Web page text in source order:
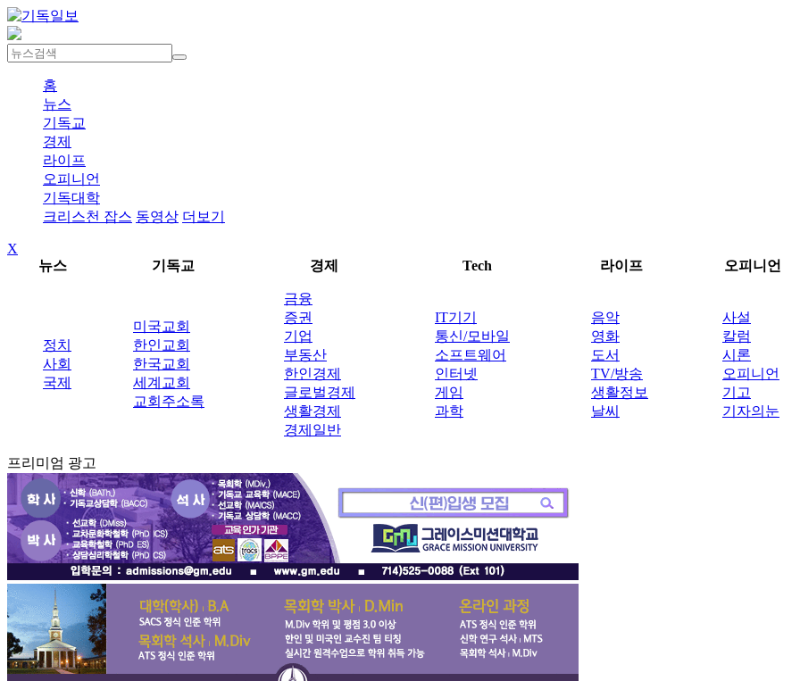
홈
뉴스
기독교
경제
라이프
오피니언
기독대학
크리스천 잡스 동영상 더보기
X
뉴스
기독교 경제 Tech 라이프 오피니언
정치
사회
국제
미국교회
한인교회
한국교회
세계교회
교회주소록
금융
증권
기업
부동산
한인경제
글로벌경제
생활경제
경제일반
IT기기
통신/모바일
소프트웨어
인터넷
게임
과학
음악
영화
도서
TV/방송
생활정보
날씨
사설
칼럼
시론
오피니언
기고
기자의눈
프리미엄 광고